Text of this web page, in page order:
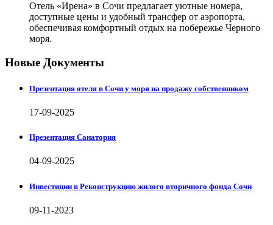
Отель «Ирена» в Сочи предлагает уютные номера,
доступные цены и удобный трансфер от аэропорта,
обеспечивая комфортный отдых на побережье Черного
моря.
Новые Документы
Презентация отеля в Сочи у моря на продажу собственником
17-09-2025
Презентация Санатория
04-09-2025
Инвестиции в Реконструкцию жилого вторичного фонда Сочи
09-11-2023